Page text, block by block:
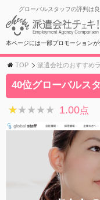
グローバルスタッフの評判は
本ページには一部プロモーションが
TOP 派遣会社のおすすめ
40位グローバルス
★★★★★
★★★★★ 1.00点